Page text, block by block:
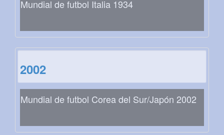
Mundial de futbol Italia 1934
2002
Mundial de futbol Corea del Sur/Japón 2002